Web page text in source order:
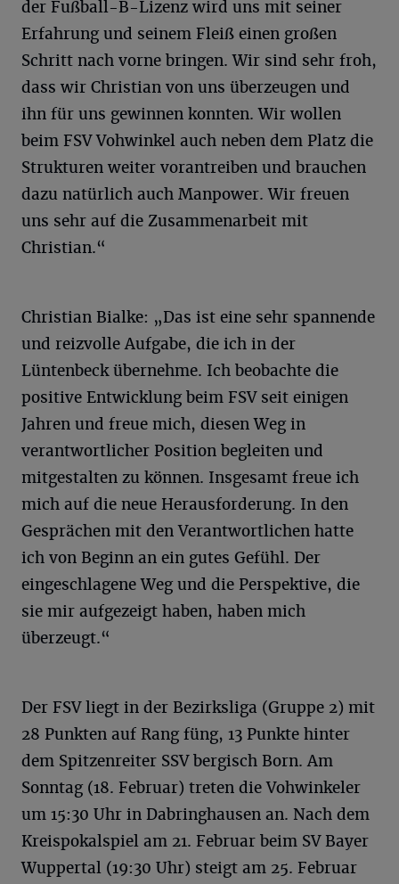
der Fußball-B-Lizenz wird uns mit seiner
Erfahrung und seinem Fleiß einen großen
Schritt nach vorne bringen. Wir sind sehr froh,
dass wir Christian von uns überzeugen und
ihn für uns gewinnen konnten. Wir wollen
beim FSV Vohwinkel auch neben dem Platz die
Strukturen weiter vorantreiben und brauchen
dazu natürlich auch Manpower. Wir freuen
uns sehr auf die Zusammenarbeit mit
Christian.“
Christian Bialke: „Das ist eine sehr spannende
und reizvolle Aufgabe, die ich in der
Lüntenbeck übernehme. Ich beobachte die
positive Entwicklung beim FSV seit einigen
Jahren und freue mich, diesen Weg in
verantwortlicher Position begleiten und
mitgestalten zu können. Insgesamt freue ich
mich auf die neue Herausforderung. In den
Gesprächen mit den Verantwortlichen hatte
ich von Beginn an ein gutes Gefühl. Der
eingeschlagene Weg und die Perspektive, die
sie mir aufgezeigt haben, haben mich
überzeugt.“
Der FSV liegt in der Bezirksliga (Gruppe 2) mit
28 Punkten auf Rang füng, 13 Punkte hinter
dem Spitzenreiter SSV bergisch Born. Am
Sonntag (18. Februar) treten die Vohwinkeler
um 15:30 Uhr in Dabringhausen an. Nach dem
Kreispokalspiel am 21. Februar beim SV Bayer
Wuppertal (19:30 Uhr) steigt am 25. Februar